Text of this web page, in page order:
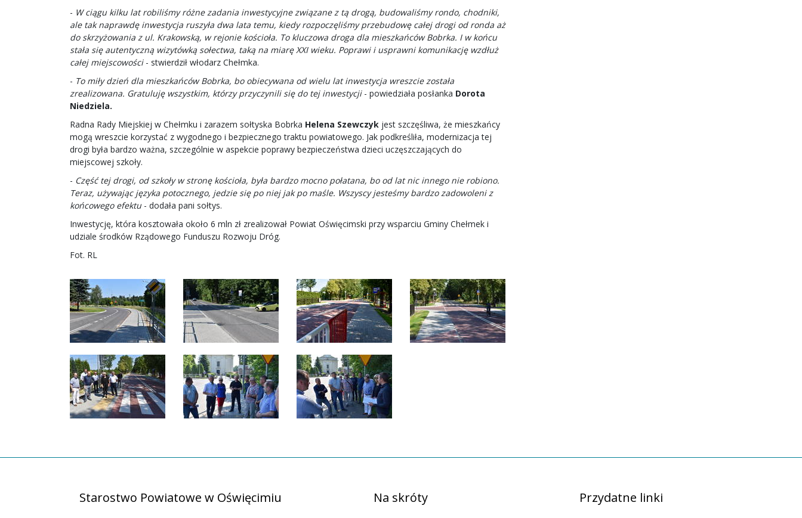
- W ciągu kilku lat robiliśmy różne zadania inwestycyjne związane z tą drogą, budowaliśmy rondo, chodniki,
ale tak naprawdę inwestycja ruszyła dwa lata temu, kiedy rozpoczęliśmy przebudowę całej drogi od ronda aż
do skrzyżowania z ul. Krakowską, w rejonie kościoła. To kluczowa droga dla mieszkańców Bobrka. I w końcu
stała się autentyczną wizytówką sołectwa, taką na miarę XXI wieku. Poprawi i usprawni komunikację wzdłuż
całej miejscowości- stwierdził włodarz Chełmka.
- To miły dzień dla mieszkańców Bobrka, bo obiecywana od wielu lat inwestycja wreszcie została
zrealizowana. Gratuluję wszystkim, którzy przyczynili się do tej inwestycji- powiedziała posłanka Dorota
Niedziela.
Radna Rady Miejskiej w Chełmku i zarazem sołtyska Bobrka Helena Szewczyk jest szczęśliwa, że mieszkańcy
mogą wreszcie korzystać z wygodnego i bezpiecznego traktu powiatowego. Jak podkreśliła, modernizacja tej
drogi była bardzo ważna, szczególnie w aspekcie poprawy bezpieczeństwa dzieci uczęszczających do
miejscowej szkoły.
- Część tej drogi, od szkoły w stronę kościoła, była bardzo mocno połatana, bo od lat nic innego nie robiono.
Teraz, używając języka potocznego, jedzie się po niej jak po maśle. Wszyscy jesteśmy bardzo zadowoleni z
końcowego efektu - dodała pani sołtys.
Inwestycję, która kosztowała około 6 mln zł zrealizował Powiat Oświęcimski przy wsparciu Gminy Chełmek i
udziale środków Rządowego Funduszu Rozwoju Dróg.
Fot. RL
Starostwo Powiatowe w Oświęcimiu Na skróty Przydatne linki